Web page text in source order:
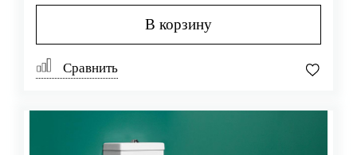
В корзину
Сравнить